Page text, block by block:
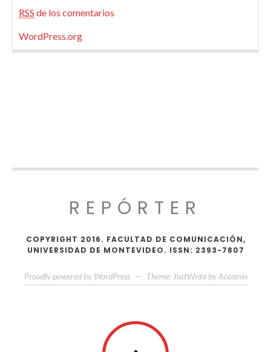
RSS de los comentarios
WordPress.org
REPÓRTER
COPYRIGHT 2016. FACULTAD DE COMUNICACIÓN,
UNIVERSIDAD DE MONTEVIDEO. ISSN: 2393-7807
Proudly powered by WordPress — Theme: JustWrite by Acosmin